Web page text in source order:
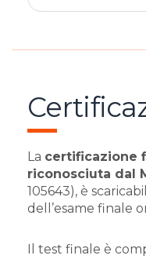
La certificazione
riconosciuta dal
105643), è
dell’esame finale
Il test finale è